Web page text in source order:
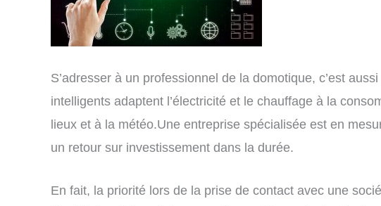
S’adresser à un professionnel de la domotique, c’est
intelligents adaptent l’électricité et le chauffage à la
lieux et à la météo.Une entreprise spécialisée est en
un retour sur investissement dans la durée.
En fait, la priorité lors de la prise de contact avec une